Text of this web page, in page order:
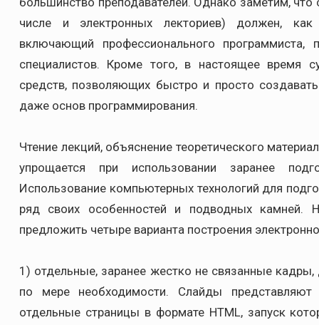
числе и электронных лекториев) должен, как
включающий профессионального программиста,
специалистов. Кроме того, в настоящее время
средств, позволяющих быстро и просто
даже основ программирования.
Чтение лекций, объяснение теоретического
упрощается при использовании заранее
Использование компьютерных технологий для
ряд своих особенностей и подводных камней.
предложить четыре варианта построения
1) отдельные, заранее жестко не связанные
по мере необходимости. Слайды представляют
отдельные страницы в формате HTML, запуск